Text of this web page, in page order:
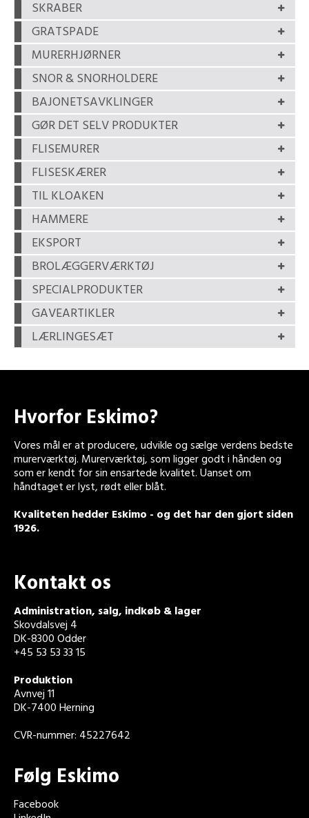
SKRABER
GRATSPADE
MURERHJØRNER
SNOR & SNORHOLDERE
BAJONETSAVKLINGER
GØR DET SELV PRODUKTER
FLISEMURER
FLISESKÆRER
TIL KLOAKEN
HAMMERE
EKSPORT
BROLÆGGERVÆRKTØJ
SPECIALPRODUKTER
GAVEARTIKLER
LÆRLINGESÆT
Hvorfor Eskimo?
Vores mål er at producere, udvikle og sælge verdens bedste
murerværktøj. Murerværktøj, som ligger godt i hånden og
som er kendt for sin ensartede kvalitet. Uanset om
håndtaget er lyst, rødt eller blåt.
Kvaliteten hedder Eskimo - og det har den gjort siden
1926.
Kontakt os
Administration, salg, indkøb & lager
Skovdalsvej 4
DK-8300 Odder
+45 53 53 33 15
Produktion
Avnvej 11
DK-7400 Herning
CVR-nummer: 45227642
Følg Eskimo
Facebook